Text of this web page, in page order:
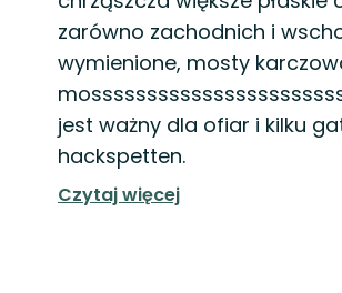
zarówno zachodnich i
wymienione, mosty
jest ważny dla ofiar i kilku
hackspetten.
Czytaj więcej